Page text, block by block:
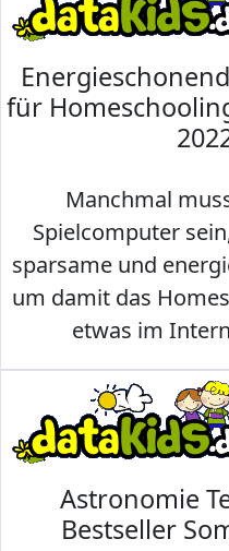
für
Manchmal
Spielcomputer
sparsame und
um damit das
etwas im
Astronomie
Bestseller